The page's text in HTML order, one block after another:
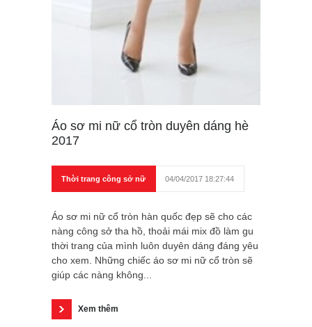
Áo sơ mi nữ cổ tròn duyên dáng hè
2017
Thời trang công sở nữ 04/04/2017 18:27:44
Áo sơ mi nữ cổ tròn hàn quốc đẹp sẽ cho các
nàng công sở tha hồ, thoải mái mix đồ làm gu
thời trang của mình luôn duyên dáng đáng yêu
cho xem. Những chiếc áo sơ mi nữ cổ tròn sẽ
giúp các nàng không...
Xem thêm